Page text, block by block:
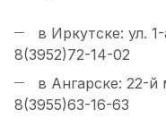
в Иркутске: ул.
8(3952)72-14-02
в Ангарске: 22-
8(3955)63-16-63